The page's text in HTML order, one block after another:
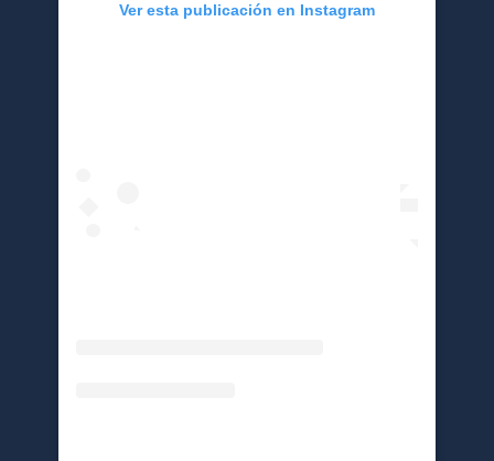
Ver esta publicación en Instagram